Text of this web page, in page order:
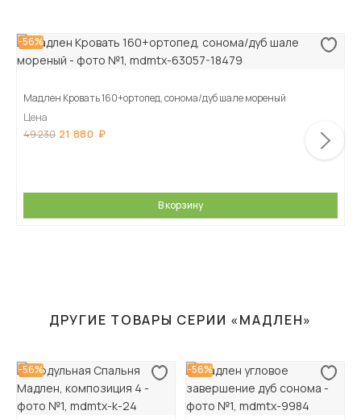
-56%
Мадлен Кровать 160+ортопед, сонома/дуб шале мореный
Цена
49 230 21 880
В корзину
ДРУГИЕ ТОВАРЫ СЕРИИ «МАДЛЕН»
-56% -56%